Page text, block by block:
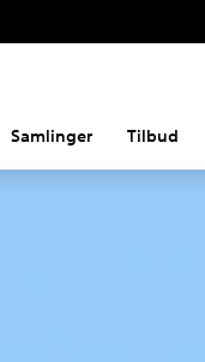
Samlinger Tilbud